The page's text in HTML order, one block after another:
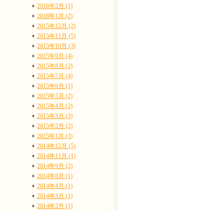
2016年2月 (1)
2016年1月 (2)
2015年12月 (2)
2015年11月 (5)
2015年10月 (3)
2015年9月 (4)
2015年8月 (2)
2015年7月 (4)
2015年6月 (1)
2015年5月 (2)
2015年4月 (2)
2015年3月 (3)
2015年2月 (2)
2015年1月 (3)
2014年12月 (5)
2014年11月 (1)
2014年9月 (2)
2014年6月 (1)
2014年4月 (1)
2014年3月 (1)
2014年2月 (1)